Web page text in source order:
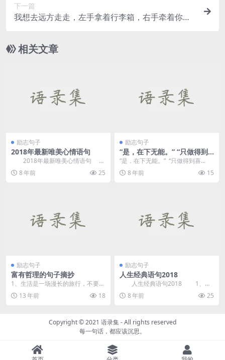
下一篇
我想去远方走走，左手拿着行李箱，右手牵着你的
相关文章
励志句子
2018年最新唯美心情语句
2018年最新唯美心情语句
1、感情玩玩就可以了不能当真，太
早遇见那个惊...
8 年前 25
励志句子
“是，在下无能。” “只做得到
喜欢你” “却不能让你喜欢”
“是，在下无能。” “只做得到喜...
8 年前
15
励志句子
富有哲理的句子摘抄
1、生活是一场漫长的旅行，不要浪
费时间，去等待那些不愿与你携手
同行的人。 &nb...
13 年前 18
励志句子
人生经典语句2018
人生经典语句2018 1、没
能耐的看人装逼，有能耐的跟人装
逼 2、没...
8 年前 25
Copyright © 2021 语录集- All rights reserved
每一句话，都应该沉思。